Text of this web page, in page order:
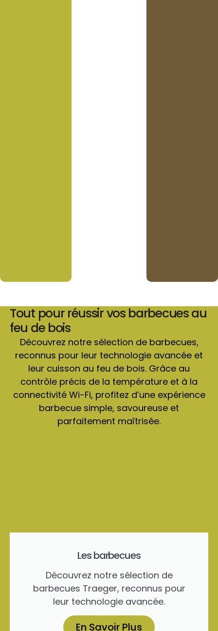
Tout pour réussir vos barbecues au
feu de bois
Découvrez notre sélection de barbecues,
reconnus pour leur technologie avancée et
leur cuisson au feu de bois. Grâce au
contrôle précis de la température et à la
connectivité Wi-Fi, profitez d’une expérience
barbecue simple, savoureuse et
parfaitement maîtrisée.
Les barbecues
Découvrez notre sélection de
barbecues Traeger, reconnus pour
leur technologie avancée.
En Savoir Plus